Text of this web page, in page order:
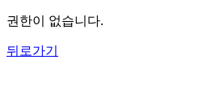
권한이 없습니다.
뒤로가기